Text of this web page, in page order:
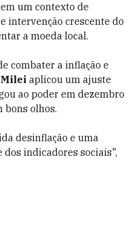
um contexto de
intervenção crescente do
a moeda local.
combater a inflação e
Milei aplicou um ajuste
ao poder em dezembro
bons olhos.
desinflação e uma
indicadores sociais",